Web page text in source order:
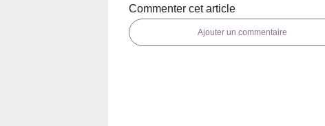
Commenter cet article
Ajouter un commentaire